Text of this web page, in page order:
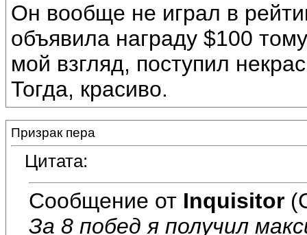
Он вообще не играл в
объявила награду $100
мой взгляд, поступил
Тогда, красиво.
Призрак пера
Цитата:
Сообщение от Inquisitor
За 8 побед я получил